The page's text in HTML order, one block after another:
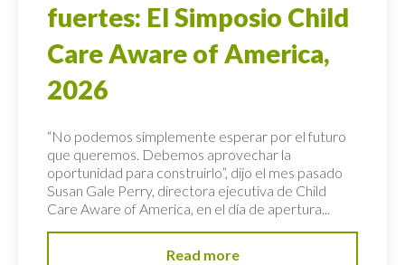
fuertes: El Simposio Child
Care Aware of America,
2026
“No podemos simplemente esperar por el futuro
que queremos. Debemos aprovechar la
oportunidad para construirlo”, dijo el mes pasado
Susan Gale Perry, directora ejecutiva de Child
Care Aware of America, en el día de apertura...
Read more